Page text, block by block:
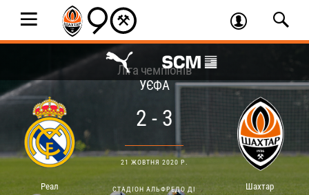
Реал
Ліга чемпіонів
УЄФА
2 - 3
21 ЖОВТНЯ 2020 Р.
СТАДIОН АЛЬФРЕДО ДI
Шахтар